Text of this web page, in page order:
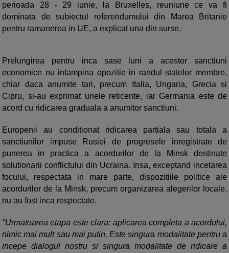
perioada 28 - 29 iunie, la Bruxelles, reuniune ce va fi
dominata de subiectul referendumului din Marea Britanie
pentru ramanerea in UE, a explicat una din surse.
Prelungirea pentru inca sase luni a acestor sanctiuni
economice nu intampina opozitie in randul statelor membre,
chiar daca anumite tari, precum Italia, Ungaria, Grecia si
Cipru, si-au exprimat unele reticente, iar Germania este de
acord cu ridicarea graduala a anumitor sanctiuni.
Europenii au conditionat ridicarea partiala sau totala a
sanctiunilor impuse Rusiei de progresele inregistrate de
punerea in practica a acordurilor de la Minsk destinate
solutionarii conflictului din Ucraina. Insa, exceptand incetarea
focului, respectata in mare parte, dispozitiile politice ale
acordurilor de la Minsk, precum organizarea alegerilor locale,
nu au fost inca respectate.
"Urmatoarea etapa este clara: aplicarea completa a acordului,
nimic mai mult sau mai putin. Este singura modalitate pentru a
incepe dialogul nostru si singura modalitate de ridicare a